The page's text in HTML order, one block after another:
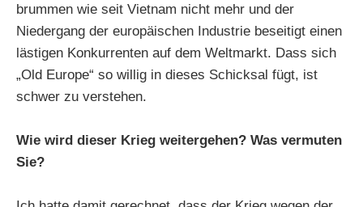
brummen wie seit Vietnam nicht mehr und der
Niedergang der europäischen Industrie beseitigt einen
lästigen Konkurrenten auf dem Weltmarkt. Dass sich
„Old Europe“ so willig in dieses Schicksal fügt, ist
schwer zu verstehen.
Wie wird dieser Krieg weitergehen? Was vermuten
Sie?